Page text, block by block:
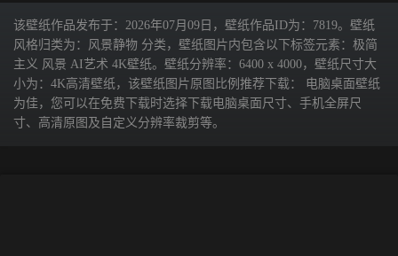
该壁纸作品发布于：2026年07月09日，壁纸作品ID为：7819。壁纸
风格归类为：风景静物 分类，壁纸图片内包含以下标签元素：极简
主义 风景 AI艺术 4K壁纸。壁纸分辨率：6400 x 4000，壁纸尺寸大
小为：4K高清壁纸，该壁纸图片原图比例推荐下载： 电脑桌面壁纸
为佳，您可以在免费下载时选择下载电脑桌面尺寸、手机全屏尺
寸、高清原图及自定义分辨率裁剪等。